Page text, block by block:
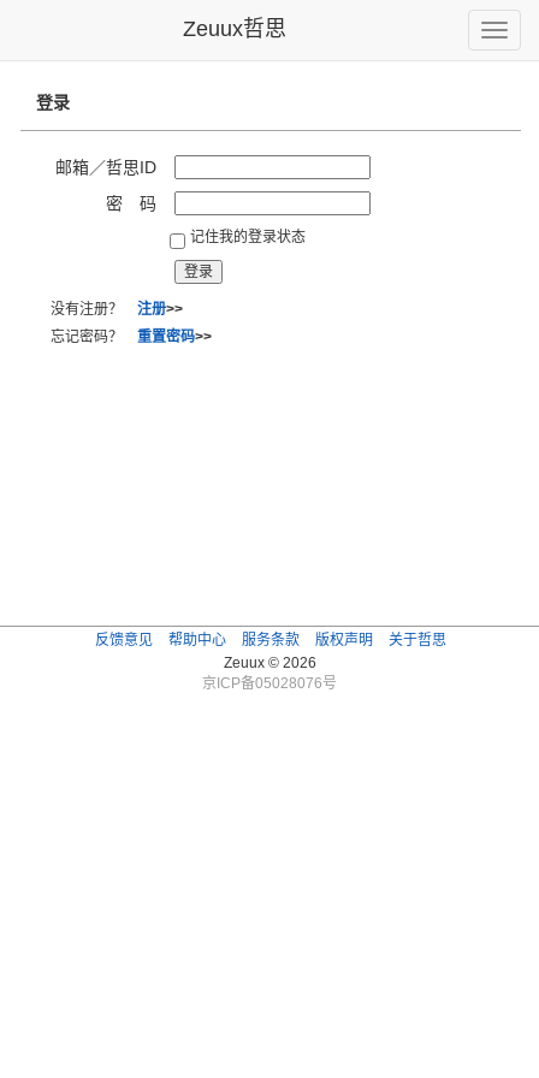
Toggle
Zeuux哲思
登录
邮箱／哲思ID
密 码
记住我的登录状态
没有注册？ 注册>>
忘记密码？ 重置密码>>
反馈意见 帮助中心 服务条款 版权声明
关于哲思
Zeuux © 2026
京ICP备05028076号